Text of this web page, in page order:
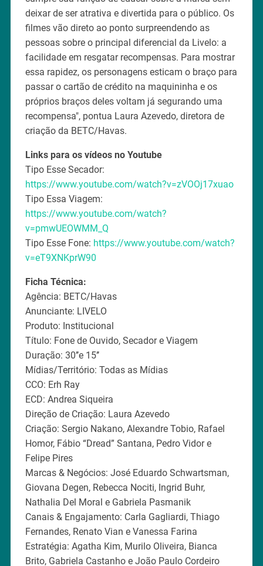
deixar de ser atrativa e divertida para o público. Os
filmes vão direto ao ponto surpreendendo as
pessoas sobre o principal diferencial da Livelo: a
facilidade em resgatar recompensas. Para mostrar
essa rapidez, os personagens esticam o braço para
passar o cartão de crédito na maquininha e os
próprios braços deles voltam já segurando uma
recompensa", pontua Laura Azevedo, diretora de
criação da BETC/Havas.
Links para os vídeos no Youtube
Tipo Esse Secador:
https://www.youtube.com/watch?v=zVOOj17xuao
Tipo Essa Viagem:
https://www.youtube.com/watch?
v=pmwUEOWMM_Q
Tipo Esse Fone: https://www.youtube.com/watch?
v=eT9XNKprW90
Ficha Técnica:
Agência: BETC/Havas
Anunciante: LIVELO
Produto: Institucional
Título: Fone de Ouvido, Secador e Viagem
Duração: 30’’e 15’’
Mídias/Território: Todas as Mídias
CCO: Erh Ray
ECD: Andrea Siqueira
Direção de Criação: Laura Azevedo
Criação: Sergio Nakano, Alexandre Tobio, Rafael
Homor, Fábio “Dread” Santana, Pedro Vidor e
Felipe Pires
Marcas & Negócios: José Eduardo Schwartsman,
Giovana Degen, Rebecca Nociti, Ingrid Buhr,
Nathalia Del Moral e Gabriela Pasmanik
Canais & Engajamento: Carla Gagliardi, Thiago
Fernandes, Renato Vian e Vanessa Farina
Estratégia: Agatha Kim, Murilo Oliveira, Bianca
Brito, Gabriela Castanho e João Paulo Cordeiro